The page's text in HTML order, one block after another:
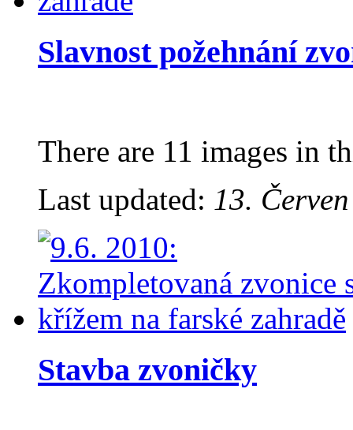
Slavnost požehnání
There are 11 images in
Last updated: 13.
Stavba zvoničky